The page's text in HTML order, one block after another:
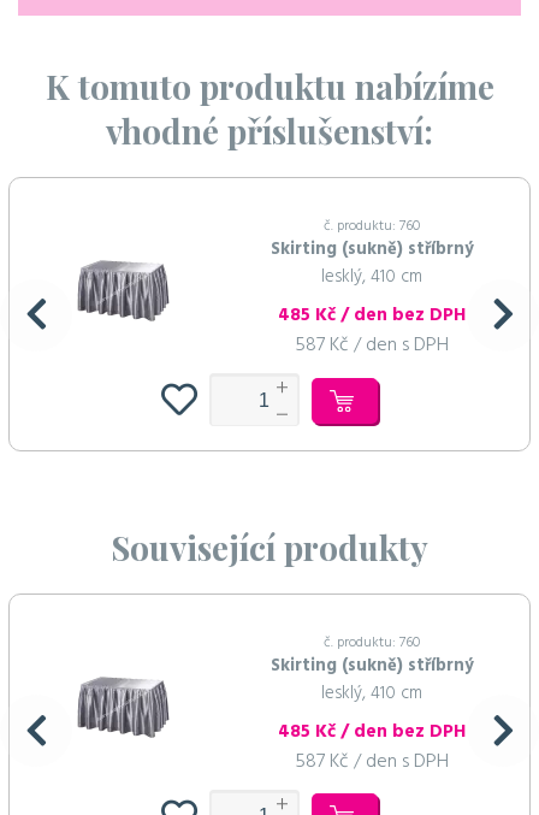
K tomuto produktu nabízíme
vhodné příslušenství:
č. produktu: 760
Skirting (sukně) stříbrný
lesklý, 410 cm
485 Kč / den bez DPH
587 Kč / den s DPH
Související produkty
č. produktu: 760
Skirting (sukně) stříbrný
lesklý, 410 cm
485 Kč / den bez DPH
587 Kč / den s DPH